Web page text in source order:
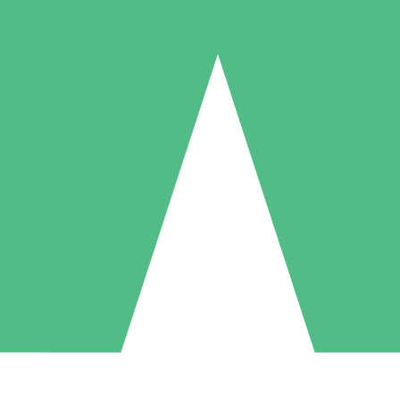
Packs de Crédits Individuels
à l'utilisation avec des crédits de téléchargement. Sans engagement
5 Téléchargements
US$